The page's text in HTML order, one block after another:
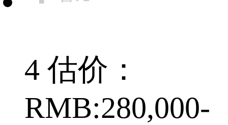
4 估价：
RMB:280,000-